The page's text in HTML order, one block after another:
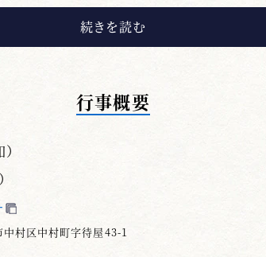
たにも関わらず、もう一歩で惜し
となく目標に向かって挑戦を続けて
反省だけではまだ半分の五十点です
なことでは有りません。
たことは、竹刀の正しい握りが出
行事概要
村区中村町字待屋43-1